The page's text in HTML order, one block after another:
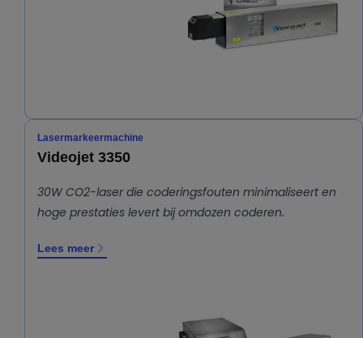
Lasermarkeermachine
Videojet 3350
30W CO2-laser die coderingsfouten minimaliseert en
hoge prestaties levert bij omdozen coderen.
Lees meer